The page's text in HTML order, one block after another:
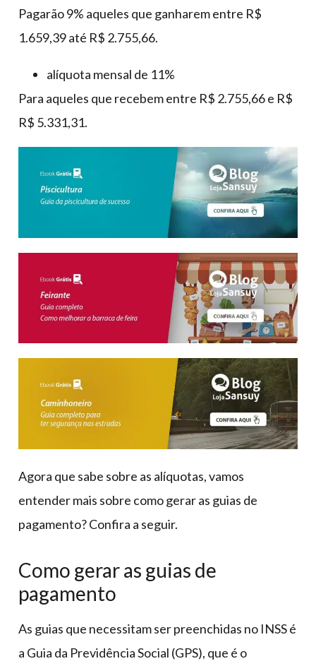
Pagarão 9% aqueles que ganharem entre R$
1.659,39 até R$ 2.755,66.
alíquota mensal de 11%
Para aqueles que recebem entre R$ 2.755,66 e R$
R$ 5.331,31.
Agora que sabe sobre as alíquotas, vamos
entender mais sobre como gerar as guias de
pagamento? Confira a seguir.
Como gerar as guias de
pagamento
As guias que necessitam ser preenchidas no INSS é
a Guia da Previdência Social (GPS), que é o